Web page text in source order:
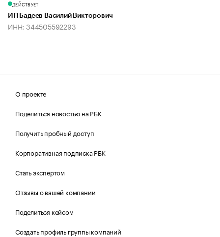
ДЕЙСТВУЕТ
ИП Бадеев Василий Викторович
ИНН: 344505592293
О проекте
Поделиться новостью на РБК
Получить пробный доступ
Корпоративная подписка РБК
Стать экспертом
Отзывы о вашей компании
Поделиться кейсом
Создать профиль группы компаний